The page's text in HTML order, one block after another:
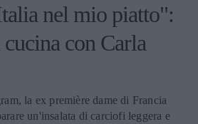
nel mio piatto":
con Carla
la ex première dame di Francia
un'insalata di carciofi leggera e